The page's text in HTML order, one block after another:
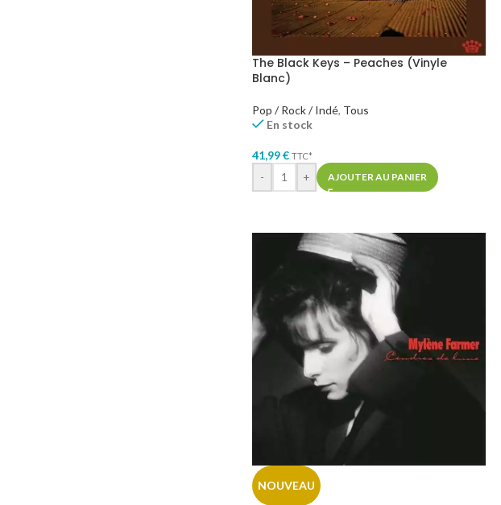
The Black Keys – Peaches (Vinyle
Blanc)
Pop / Rock / Indé, Tous
En stock
41,99€ TTC*
- + AJOUTER AU PANIER
NOUVEAU